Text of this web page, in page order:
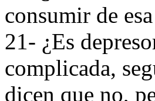
consumir de
21- ¿Es
complicada,
dicen que no,